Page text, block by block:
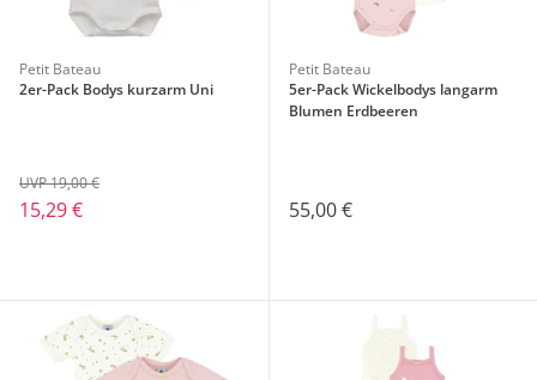
Petit Bateau
2er-Pack Bodys kurzarm Uni
15,29 €
UVP 19,00 €
Petit Bateau
5er-Pack Wickelbodys langarm
Blumen Erdbeeren
55,00 €